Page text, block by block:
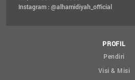
Instagram : @alhamidiyah_official
PROFIL
Pendiri
Visi & Misi